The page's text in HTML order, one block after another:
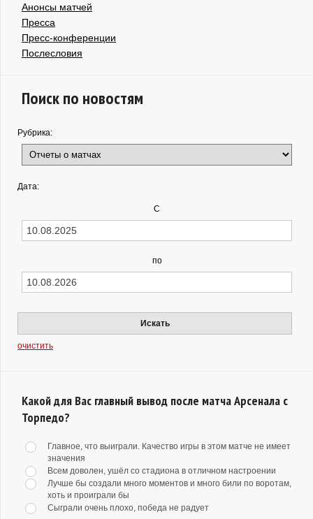
Анонсы матчей
Пресса
Пресс-конференции
Послесловия
Поиск по новостям
Рубрика:
Дата:
С
по
Искать
очистить
Какой для Вас главный вывод после матча Арсенала с
Торпедо?
Главное, что выиграли. Качество игры в этом матче не имеет
значения
Всем доволен, ушёл со стадиона в отличном настроении
Лучше бы создали много моментов и много били по воротам,
хоть и проиграли бы
Сыграли очень плохо, победа не радует